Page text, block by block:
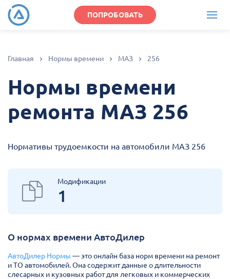
ПОПРОБОВАТЬ
Главная Нормы времени МАЗ 256
Нормы времени
ремонта МАЗ 256
Нормативы трудоемкости на автомобили МАЗ 256
Модификации
1
О нормах времени АвтоДилер
АвтоДилер Нормы — это онлайн база норм времени на ремонт
и ТО автомобилей. Она содержит данные о длительности
слесарных и кузовных работ для легковых и коммерческих